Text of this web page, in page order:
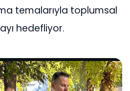
temalarıyla toplumsal
hedefliyor.